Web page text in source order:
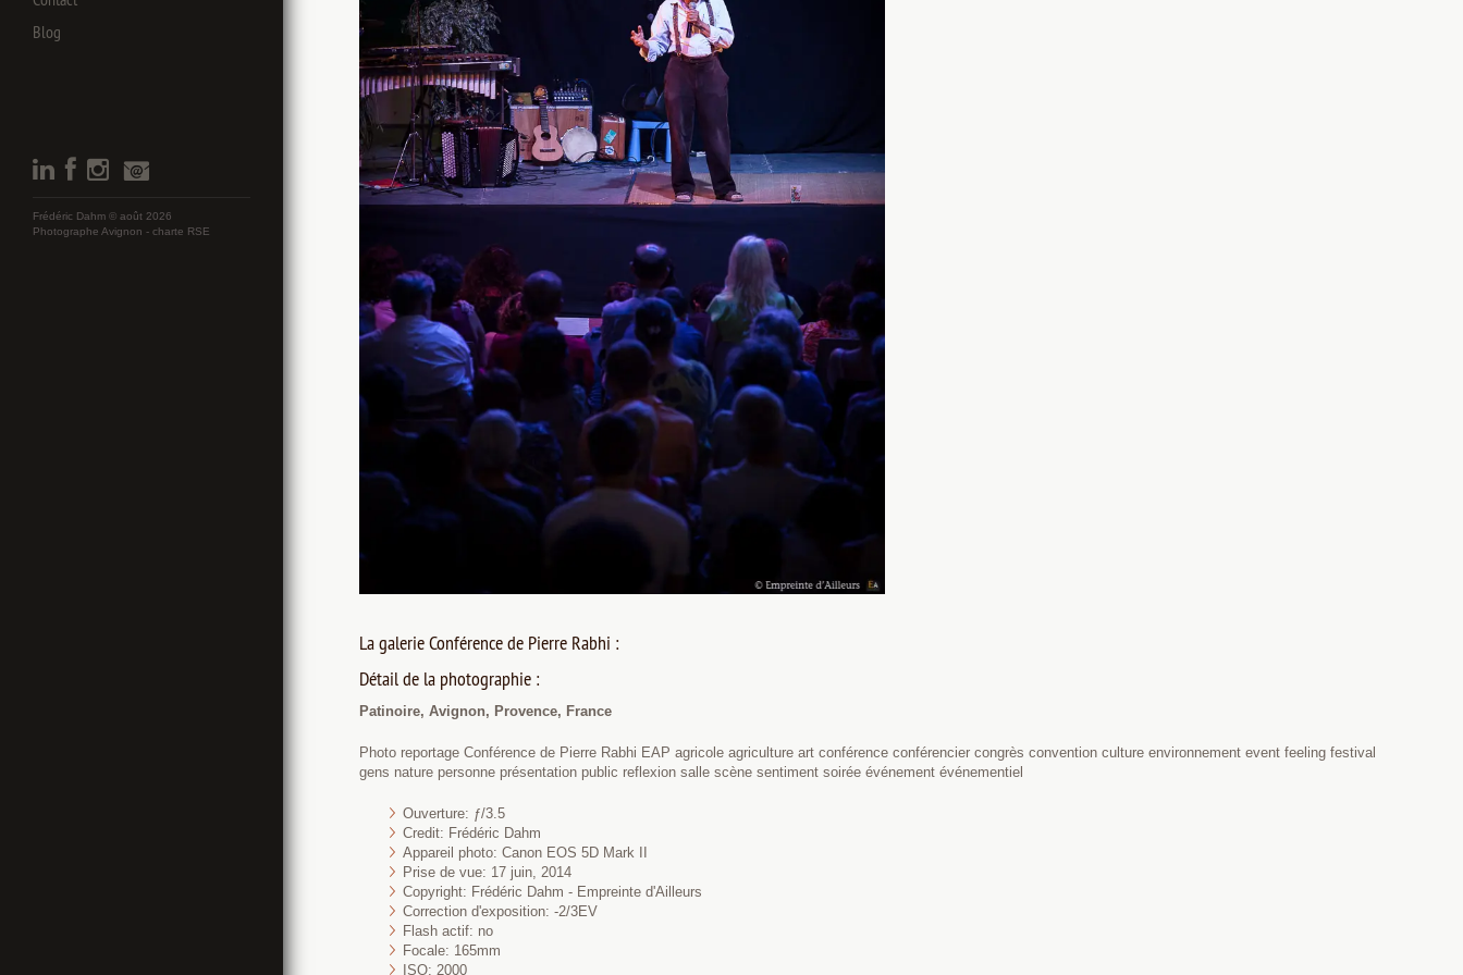
Blog
Frédéric Dahm © août 2026
Photographe Avignon - charte RSE
La galerie Conférence de Pierre Rabhi :
Détail de la photographie :
Patinoire, Avignon, Provence, France
Photo reportage Conférence de Pierre Rabhi EAP agricole agriculture art conférence conférencier congrès convention culture environnement event feeling festival
gens nature personne présentation public reflexion salle scène sentiment soirée événement événementiel
Ouverture: ƒ/3.5
Credit: Frédéric Dahm
Appareil photo: Canon EOS 5D Mark II
Prise de vue: 17 juin, 2014
Copyright: Frédéric Dahm - Empreinte d'Ailleurs
Correction d'exposition: -2/3EV
Flash actif: no
Focale: 165mm
ISO: 2000